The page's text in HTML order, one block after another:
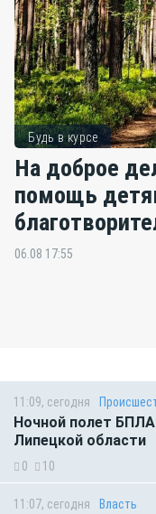
Будь в курсе
На доброе
помощь
06.08 17:55
11:09, сегодня
Ночной полет
Липецкой области
0 10
11:07, сегодня Власть